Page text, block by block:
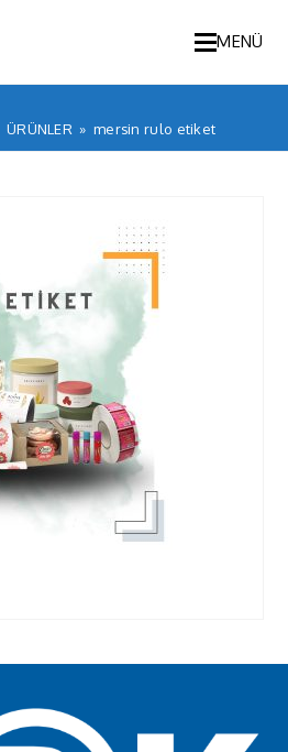
MENÜ
ÜRÜNLER » mersin rulo etiket